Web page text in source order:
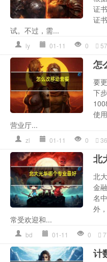
证
证
试。不过，需...
ly 01-11 0
怎
要
下
使
营业厅...
zl 01-11 0
北
北
金
名
外
常受欢迎和...
bd 01-11 0
计